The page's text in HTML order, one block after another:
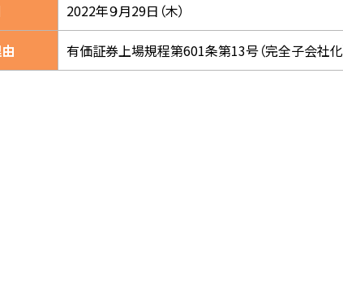
2022年９月29日（木）
有価証券上場規程第601条第13号（完全子会社化